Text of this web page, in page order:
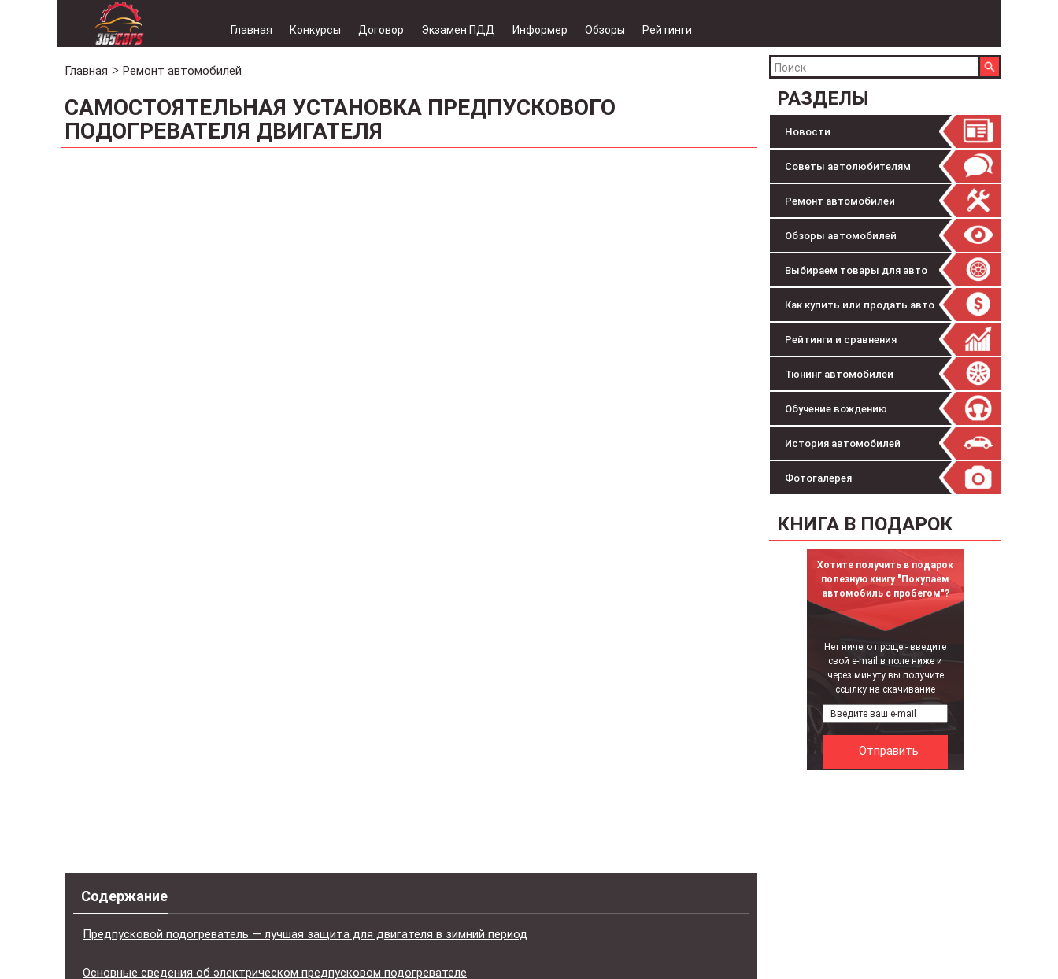
Главная Конкурсы Договор Экзамен ПДД Информер Обзоры Рейтинги
РАЗДЕЛЫ
Новости
Советы автолюбителям
Ремонт автомобилей
Обзоры автомобилей
Выбираем товары для авто
Как купить или продать авто
Рейтинги и сравнения
Тюнинг автомобилей
Обучение вождению
История автомобилей
Фотогалерея
КНИГА В ПОДАРОК
Хотите получить в подарок
полезную книгу "Покупаем
автомобиль с пробегом"?
Нет ничего проще - введите
свой e-mail в поле ниже и
через минуту вы получите
ссылку на скачивание
Главная Ремонт автомобилей
САМОСТОЯТЕЛЬНАЯ УСТАНОВКА ПРЕДПУСКОВОГО
ПОДОГРЕВАТЕЛЯ ДВИГАТЕЛЯ
Содержание
Предпусковой подогреватель — лучшая защита для двигателя в зимний период
Основные сведения об электрическом предпусковом подогревателе